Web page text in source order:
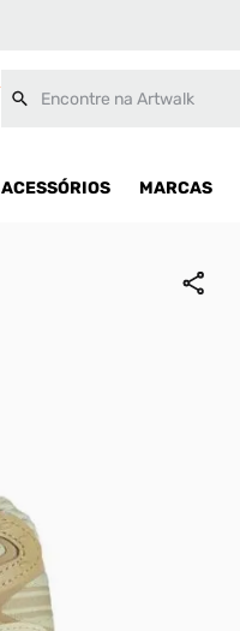
ACESSÓRIOS MARCAS